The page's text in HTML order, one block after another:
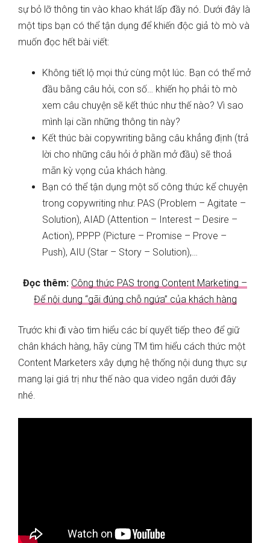
sự bỏ lỡ thông tin vào khao khát lấp đầy nó. Dưới đây là
một tips bạn có thể tận dụng để khiến độc giả tò mò và
muốn đọc hết bài viết:
Không tiết lộ mọi thứ cùng một lúc. Bạn có thể mở
đầu bằng câu hỏi, con số… khiến họ phải tò mò
xem câu chuyện sẽ kết thúc như thế nào? Vì sao
mình lại cần những thông tin này?
Kết thúc bài copywriting bằng câu khẳng định (trả
lời cho những câu hỏi ở phần mở đầu) sẽ thoả
mãn kỳ vọng của khách hàng.
Bạn có thể tận dụng một số công thức kể chuyện
trong copywriting như: PAS (Problem – Agitate –
Solution), AIAD (Attention – Interest – Desire –
Action), PPPP (Picture – Promise – Prove –
Push), AIU (Star – Story – Solution),…
Đọc thêm: Công thức PAS trong Content Marketing –
Để nội dung “gãi đúng chỗ ngứa” của khách hàng
Trước khi đi vào tìm hiểu các bí quyết tiếp theo để giữ
chân khách hàng, hãy cùng TM tìm hiểu cách thức một
Content Marketers xây dựng hệ thống nội dung thực sự
mang lại giá trị như thế nào qua video ngắn dưới đây
nhé.